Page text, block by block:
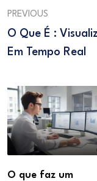
PREVIOUS
O Que É :
Em Tempo Real
O que faz um